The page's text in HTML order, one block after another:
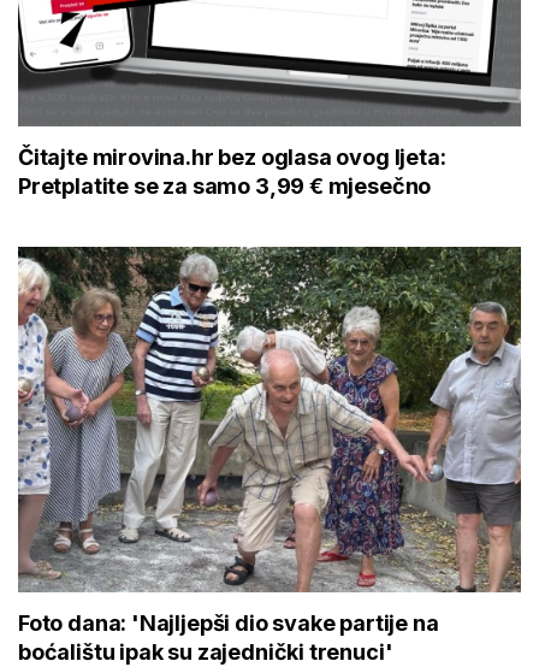
Čitajte mirovina.hr bez oglasa ovog ljeta:
Pretplatite se za samo 3,99 € mjesečno
Foto dana: 'Najljepši dio svake partije na
boćalištu ipak su zajednički trenuci'